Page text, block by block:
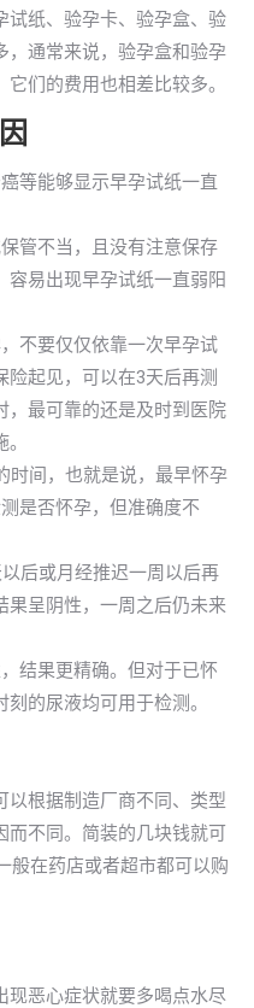
试纸、验孕卡、验孕盒、验
，通常来说，验孕盒和验孕
们的费用也相差比较多。
等能够显示早孕试纸一直
管不当，且没有注意保存
易出现早孕试纸一直弱阳
不要仅仅依靠一次早孕试
起见，可以在3天后再测
，最可靠的还是及时到医院
时间，也就是说，最早怀孕
是否怀孕，但准确度不
后或月经推迟一周以后再
果呈阴性，一周之后仍未来
结果更精确。但对于已怀
的尿液均可用于检测。
以根据制造厂商不同、类型
而不同。简装的几块钱就可
般在药店或者超市都可以购
现恶心症状就要多喝点水尽